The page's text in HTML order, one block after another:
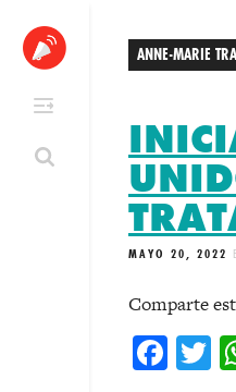
content
ANNE-MARIE
MAYO 20, 2022
Comparte